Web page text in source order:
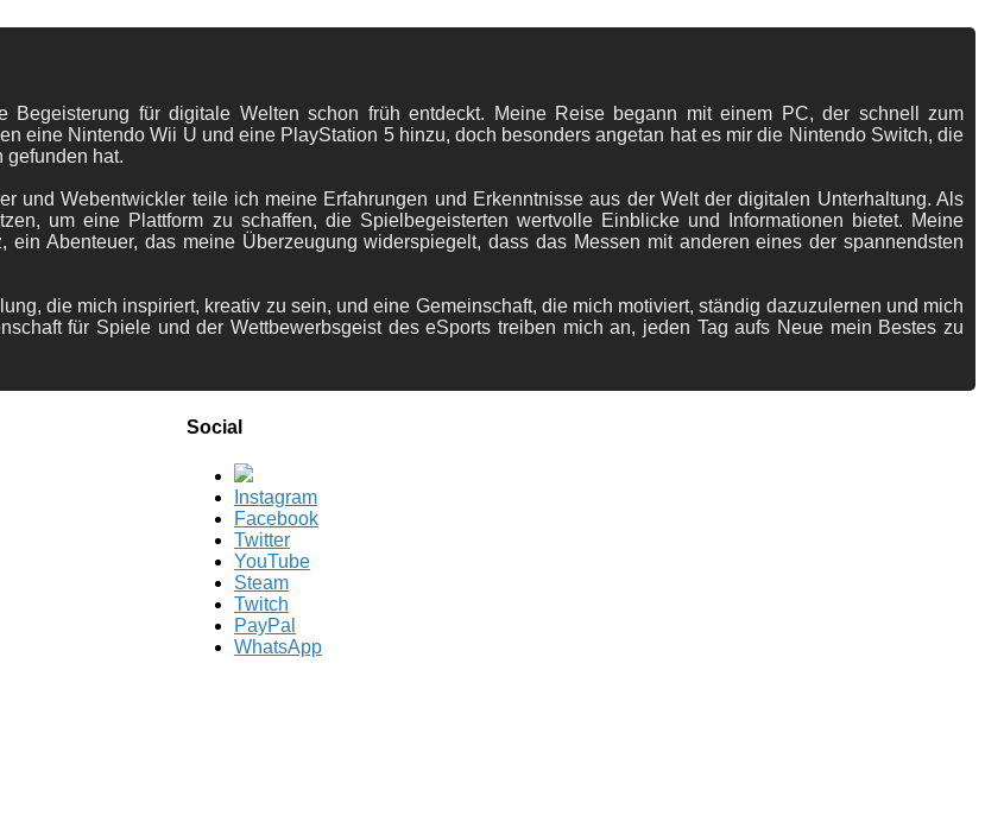
Begeisterung für digitale Welten schon früh entdeckt. Meine Reise begann mit einem PC, der schnell zum
eine Nintendo Wii U und eine PlayStation 5 hinzu, doch besonders angetan hat es mir die Nintendo Switch, die
gefunden hat.
und Webentwickler teile ich meine Erfahrungen und Erkenntnisse aus der Welt der digitalen Unterhaltung. Als
um eine Plattform zu schaffen, die Spielbegeisterten wertvolle Einblicke und Informationen bietet. Meine
ein Abenteuer, das meine Überzeugung widerspiegelt, dass das Messen mit anderen eines der spannendsten
die mich inspiriert, kreativ zu sein, und eine Gemeinschaft, die mich motiviert, ständig dazuzulernen und mich
für Spiele und der Wettbewerbsgeist des eSports treiben mich an, jeden Tag aufs Neue mein Bestes zu
Social
Instagram
Facebook
Twitter
YouTube
Steam
Twitch
PayPal
WhatsApp